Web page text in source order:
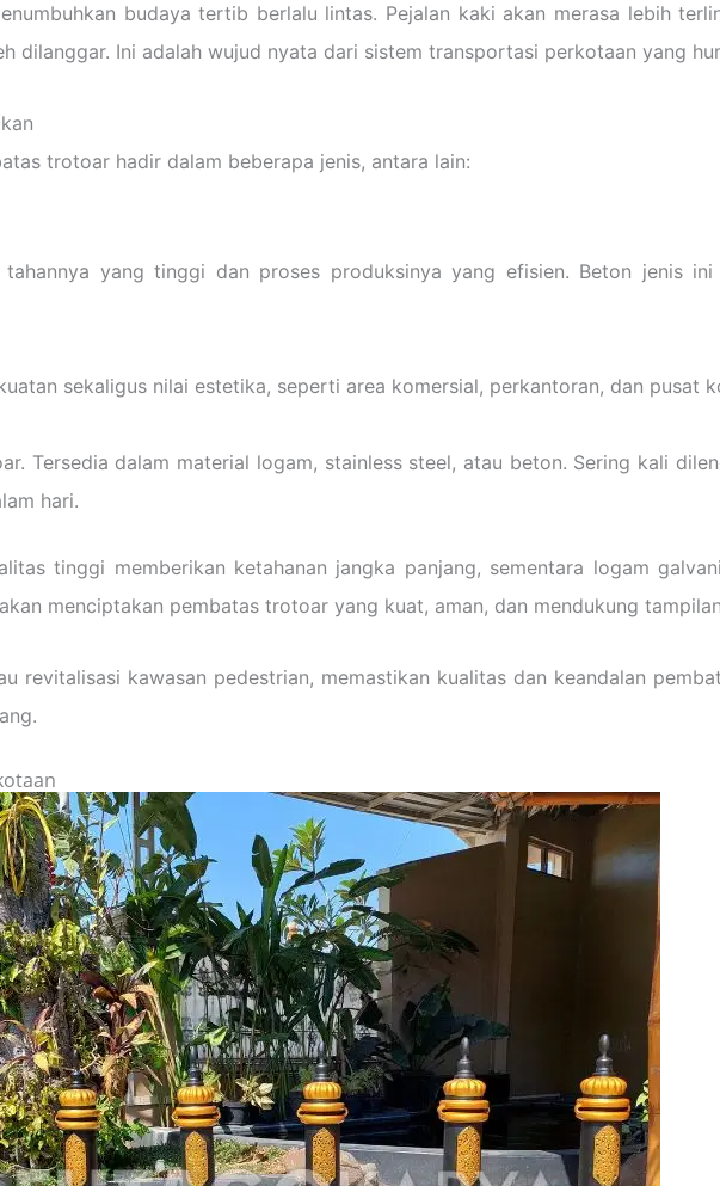
budaya tertib berlalu lintas. Pejalan kaki akan merasa lebih
dilanggar. Ini adalah wujud nyata dari sistem transportasi perkotaan yang
trotoar hadir dalam beberapa jenis, antara lain:
yang tinggi dan proses produksinya yang efisien. Beton jenis ini
sekaligus nilai estetika, seperti area komersial, perkantoran, dan pusat
Tersedia dalam material logam, stainless steel, atau beton. Sering kali
hari.
tinggi memberikan ketahanan jangka panjang, sementara logam
menciptakan pembatas trotoar yang kuat, aman, dan mendukung
revitalisasi kawasan pedestrian, memastikan kualitas dan keandalan